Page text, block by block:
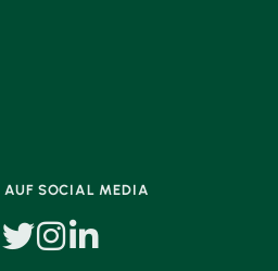
AUF SOCIAL MEDIA